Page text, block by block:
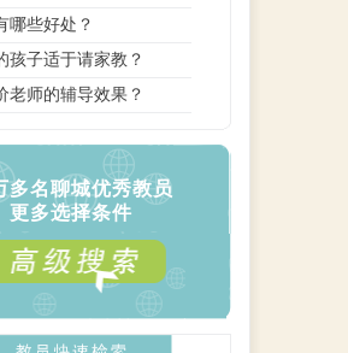
哪些好处？
孩子适于请家教？
老师的辅导效果？
多名聊城优秀教员
更多选择条件